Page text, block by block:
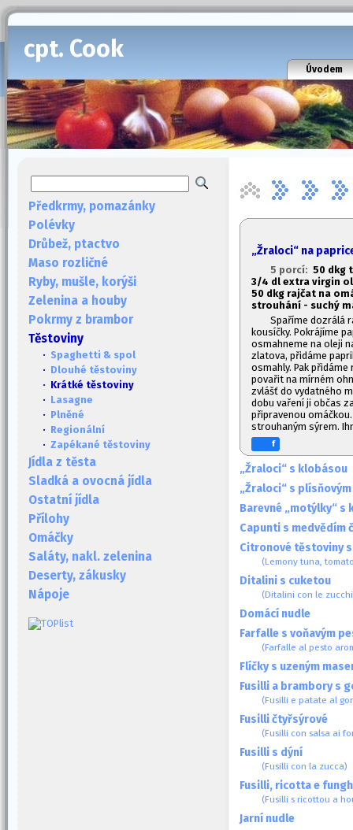
cpt. Cook
Úvodem
Předkrmy, pomazánky
Polévky
Drůbež, ptactvo
Maso rozličné
Ryby, mušle, korýši
Zelenina a houby
Pokrmy z brambor
Těstoviny
· Spaghetti & spol
· Dlouhé těstoviny
· Krátké těstoviny
· Lasagne
· Plněné
· Regionální
· Zapékané těstoviny
Jídla z těsta
Sladká a ovocná jídla
Ostatní jídla
Přílohy
Omáčky
Saláty, nakl. zelenina
Deserty, zákusky
Nápoje
„Žraloci“ na
5 porcí: 50 dkg
3/4 dl extra virgin
50 dkg rajčat na
strouhání - suchý
Spaříme dozrálá
kousíčky. Pokrájíme
osmahneme na oleji
zlatova, přidáme
osmahly. Pak
povařit na mírném
zvlášť do vydatného
dobu vaření ji občas
připravenou
strouhaným sýrem.
f
„Žraloci“ s klobásou
„Žraloci“ s
Barevné „motýlky“ s
Capunti s medvědím
Citronové těstoviny
(Lemony tuna,
Ditalini s cuketou
(Ditalini con le
Domácí nudle
Farfalle s voňavým
(Farfalle al pesto
Flíčky s uzeným
Fusilli a brambory s
(Fusilli e patate al
Fusilli čtyřsýrové
(Fusilli con salsa ai
Fusilli s dýní
(Fusilli con la zucca)
Fusilli, ricotta e
(Fusilli s ricottou a
Jarní nudle